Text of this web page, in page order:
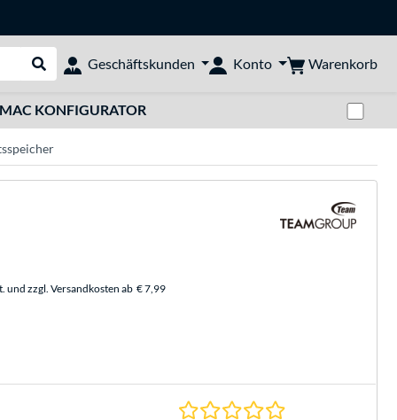
Suche durchführen
Geschäftskunden Konto Warenkorb
KONFIGURATOR
und zzgl. Versandkosten ab € 7,99
0.0 Sterne bei 0